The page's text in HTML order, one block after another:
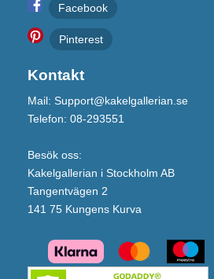
Facebook
Pinterest
Kontakt
Mail: Support@kakelgallerian.se
Telefon: 08-293551
Besök oss:
Kakelgallerian i Stockholm AB
Tangentvägen 2
141 75 Kungens Kurva